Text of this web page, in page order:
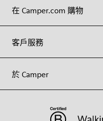
在 Camper.com 購物
客戶服務
於 Camper